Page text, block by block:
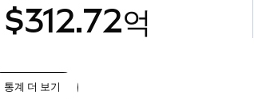
$312.72억
통계 더 보기